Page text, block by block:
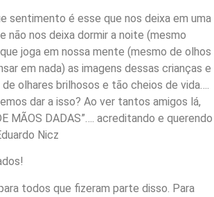
sentimento é esse que nos deixa em uma
não nos deixa dormir a noite (mesmo
joga em nossa mente (mesmo de olhos
em nada) as imagens dessas crianças e
de olhares brilhosos e tão cheios de vida….
dar a isso? Ao ver tantos amigos lá,
MÃOS DADAS”…. acreditando e querendo
Nicz
todos que fizeram parte disso. Para